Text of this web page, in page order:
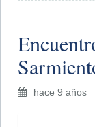
hace 9 años